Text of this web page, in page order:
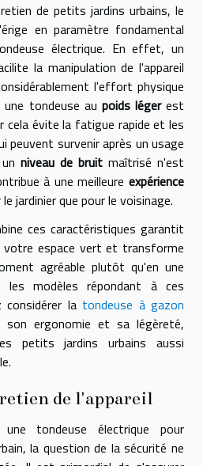
de petits jardins urbains, le
en paramètre fondamental
électrique. En effet, un
la manipulation de l'appareil
l'effort physique
une tondeuse au poids légerest
cela évite la fatigue rapide et les
peuvent survenir après un usage
niveau de bruit maîtrisé n'est
à une meilleure expérience
jardinier que pour le voisinage.
ces caractéristiques garantit
espace vert et transforme
agréable plutôt qu'en une
les modèles répondant à ces
la tondeuse à gazon
son ergonomie et sa légèreté,
petits jardins urbains aussi
de l'appareil
tondeuse électrique pour
la question de la sécurité ne